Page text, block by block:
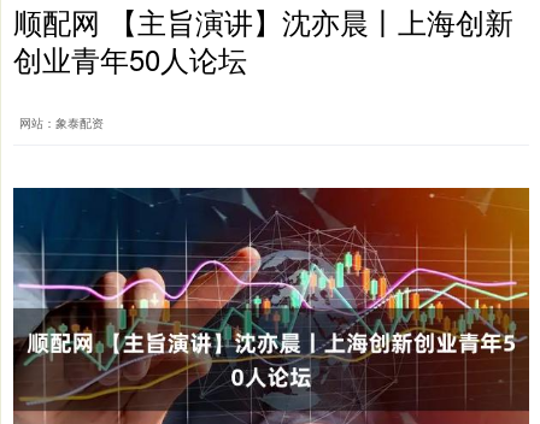
顺配网 【主旨演讲】沈亦晨丨上海创新
创业青年50人论坛
网站：象泰配资